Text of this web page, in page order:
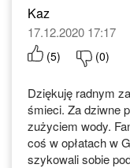
Kaz
17.12.2020 17:17
(5) (0)
Dziękuję radnym
śmieci. Za dziwne
zużyciem wody.
coś w opłatach w
szykowali sobie